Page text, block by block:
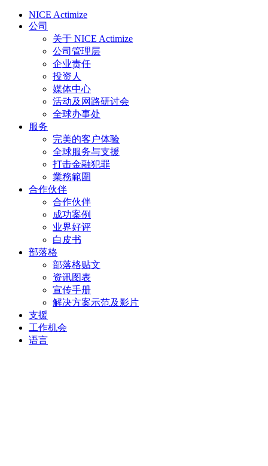
NICE Actimize
公司
关于 NICE Actimize
公司管理层
企业责任
投资人
媒体中心
活动及网路研讨会
全球办事处
服务
完美的客户体验
全球服务与支援
打击金融犯罪
業務範圍
合作伙伴
合作伙伴
成功案例
业界好评
白皮书
部落格
部落格贴文
资讯图表
宣传手册
解决方案示范及影片
支援
工作机会
语言